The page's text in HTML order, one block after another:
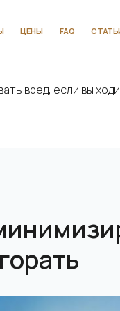
FAQ СТАТЬИ КОНТАКТЫ
вред, если вы